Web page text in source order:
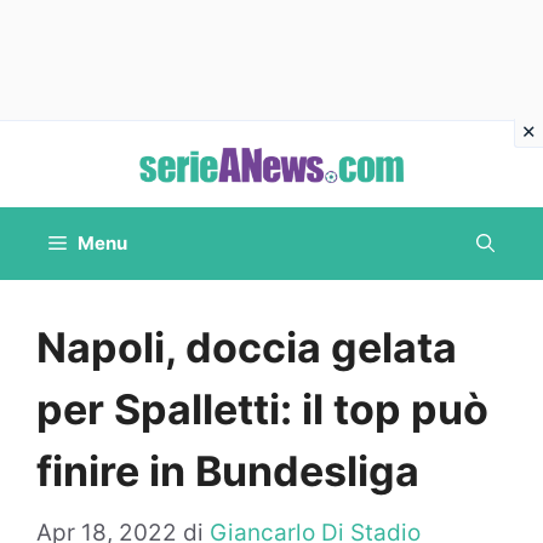
contenuto
Menu
Napoli, doccia gelata
per Spalletti: il top può
finire in Bundesliga
Apr 18, 2022 di Giancarlo Di Stadio